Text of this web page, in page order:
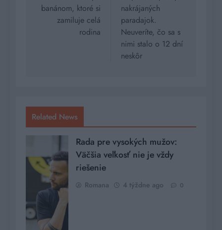
článku
banánom, ktoré si
zamiluje celá
rodina
nakrájaných
paradajok.
Neuveríte, čo sa s
nimi stalo o 12 dní
neskôr
Related News
Rada pre vysokých mužov:
Väčšia veľkosť nie je vždy
riešenie
Romana 4 týždne ago 0